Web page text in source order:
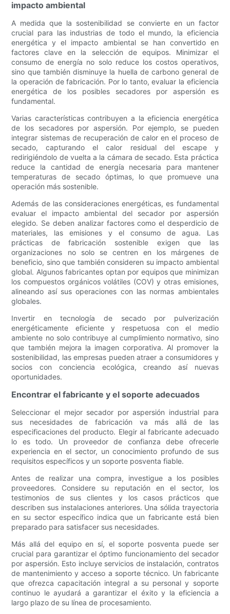
impacto ambiental
A medida que la sostenibilidad se convierte en un factor
crucial para las industrias de todo el mundo, la eficiencia
energética y el impacto ambiental se han convertido en
factores clave en la selección de equipos. Minimizar el
consumo de energía no solo reduce los costos operativos,
sino que también disminuye la huella de carbono general de
la operación de fabricación. Por lo tanto, evaluar la eficiencia
energética de los posibles secadores por aspersión es
fundamental.
Varias características contribuyen a la eficiencia energética
de los secadores por aspersión. Por ejemplo, se pueden
integrar sistemas de recuperación de calor en el proceso de
secado, capturando el calor residual del escape y
redirigiéndolo de vuelta a la cámara de secado. Esta práctica
reduce la cantidad de energía necesaria para mantener
temperaturas de secado óptimas, lo que promueve una
operación más sostenible.
Además de las consideraciones energéticas, es fundamental
evaluar el impacto ambiental del secador por aspersión
elegido. Se deben analizar factores como el desperdicio de
materiales, las emisiones y el consumo de agua. Las
prácticas de fabricación sostenible exigen que las
organizaciones no solo se centren en los márgenes de
beneficio, sino que también consideren su impacto ambiental
global. Algunos fabricantes optan por equipos que minimizan
los compuestos orgánicos volátiles (COV) y otras emisiones,
alineando así sus operaciones con las normas ambientales
globales.
Invertir en tecnología de secado por pulverización
energéticamente eficiente y respetuosa con el medio
ambiente no solo contribuye al cumplimiento normativo, sino
que también mejora la imagen corporativa. Al promover la
sostenibilidad, las empresas pueden atraer a consumidores y
socios con conciencia ecológica, creando así nuevas
oportunidades.
Encontrar el fabricante y el soporte adecuados
Seleccionar el mejor secador por aspersión industrial para
sus necesidades de fabricación va más allá de las
especificaciones del producto. Elegir al fabricante adecuado
lo es todo. Un proveedor de confianza debe ofrecerle
experiencia en el sector, un conocimiento profundo de sus
requisitos específicos y un soporte posventa fiable.
Antes de realizar una compra, investigue a los posibles
proveedores. Considere su reputación en el sector, los
testimonios de sus clientes y los casos prácticos que
describen sus instalaciones anteriores. Una sólida trayectoria
en su sector específico indica que un fabricante está bien
preparado para satisfacer sus necesidades.
Más allá del equipo en sí, el soporte posventa puede ser
crucial para garantizar el óptimo funcionamiento del secador
por aspersión. Esto incluye servicios de instalación, contratos
de mantenimiento y acceso a soporte técnico. Un fabricante
que ofrezca capacitación integral a su personal y soporte
continuo le ayudará a garantizar el éxito y la eficiencia a
largo plazo de su línea de procesamiento.